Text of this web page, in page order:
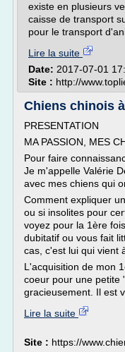
existe en plusieurs
caisse de transport
pour le transport
Lire la suite
Date: 2017-07-01
Site : http://
Chiens chinois
PRESENTATION
MA PASSION, MES
Pour faire
Je m'appelle Valérie
avec mes chiens qui
Comment expliquer
ou si insolites pour
voyez pour la 1ère
dubitatif ou vous fait
cas, c'est lui qui vient
L'acquisition de mon
coeur pour une petite
gracieusement. Il est
Lire la suite
Site : https://